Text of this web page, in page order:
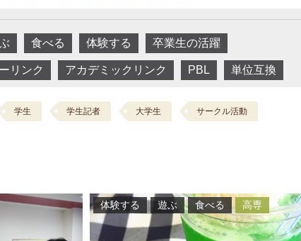
食べる 体験する 卒業生の活躍
リンク アカデミックリンク PBL 単位互換
学生 学生記者 大学生 サークル活動
体験する 遊ぶ 食べる 高専